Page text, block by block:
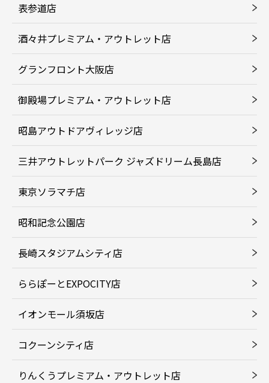
表参道店
酒々井プレミアム・アウトレット店
グランフロント大阪店
御殿場プレミアム・アウトレット店
昭島アウトドアヴィレッジ店
三井アウトレットパーク ジャズドリーム長島店
東京ソラマチ店
昭和記念公園店
長崎スタジアムシティ店
ららぽーとEXPOCITY店
イオンモール須坂店
コクーンシティ店
りんくうプレミアム・アウトレット店